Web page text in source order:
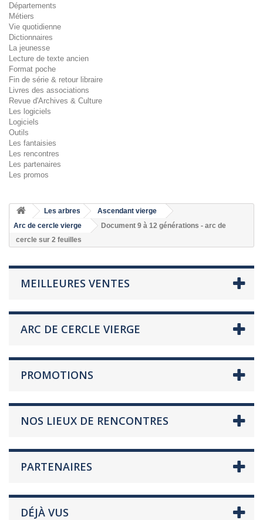
Départements
Métiers
Vie quotidienne
Dictionnaires
La jeunesse
Lecture de texte ancien
Format poche
Fin de série & retour libraire
Livres des associations
Revue d'Archives & Culture
Les logiciels
Logiciels
Outils
Les fantaisies
Les rencontres
Les partenaires
Les promos
Les arbres
Ascendant vierge
Arc de cercle vierge
Document 9 à 12 générations - arc de
cercle sur 2 feuilles
MEILLEURES VENTES
ARC DE CERCLE VIERGE
PROMOTIONS
NOS LIEUX DE RENCONTRES
PARTENAIRES
DÉJÀ VUS